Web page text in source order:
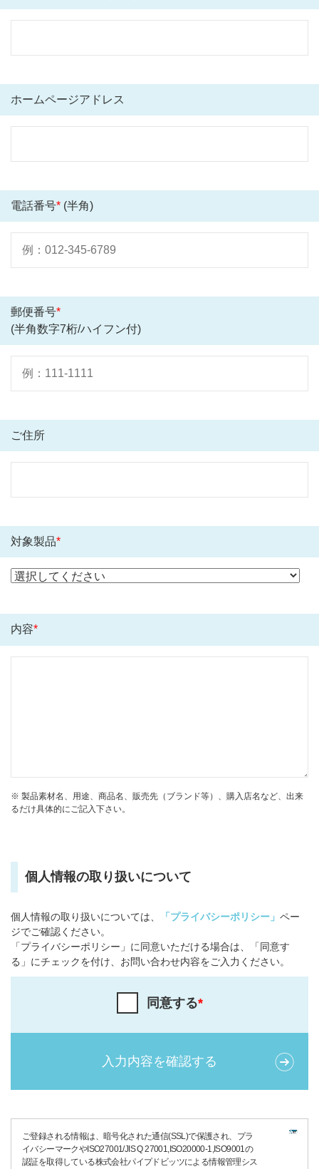
ホームページアドレス
電話番号* (半角)
郵便番号*
(半角数字7桁/ハイフン付)
ご住所
対象製品*
内容*
※ 製品素材名、用途、商品名、販売先（ブランド等）、購入店名など、出来
るだけ具体的にご記入下さい。
個人情報の取り扱いについて
個人情報の取り扱いについては、 「プライバシーポリシー」 ペー
ジでご確認ください。
「プライバシーポリシー」に同意いただける場合は、「同意す
る」にチェックを付け、お問い合わせ内容をご入力ください。
同意する*
ご登録される情報は、暗号化された通信(SSL)で保護され、プラ
イバシーマークやISO27001/JIS Q 27001,ISO20000-1,ISO9001の
認証を取得している株式会社パイプドビッツによる情報管理シス